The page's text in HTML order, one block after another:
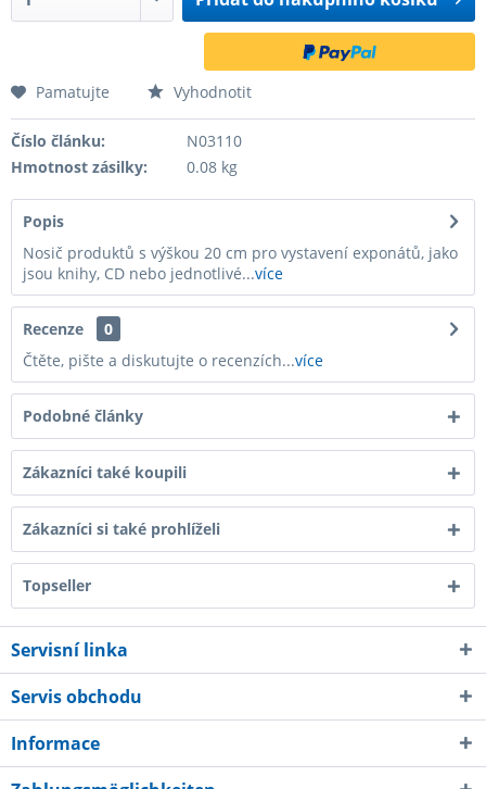
Pamatujte Vyhodnotit
Číslo článku:
N03110
Hmotnost zásilky:
0.08 kg
Popis
Nosič produktů s výškou 20 cm pro vystavení exponátů, jako
jsou knihy, CD nebo jednotlivé...více
Recenze
0
Čtěte, pište a diskutujte o recenzích...více
Podobné články
Zákazníci také koupili
Zákazníci si také prohlíželi
Topseller
Servisní linka
Servis obchodu
Informace